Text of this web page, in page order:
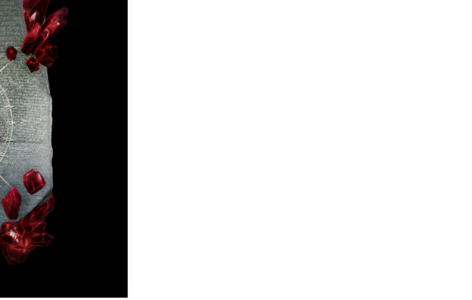
4log
movie
PHOTO
st4ff
Q&4